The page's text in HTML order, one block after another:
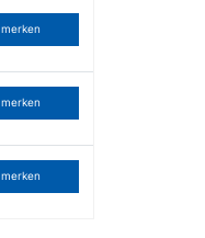
merken
merken
merken